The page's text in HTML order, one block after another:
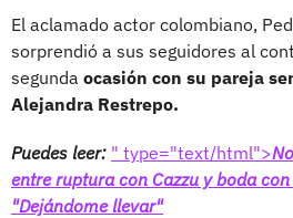
El aclamado actor colombiano,
sorprendió a sus seguidores al
segunda ocasión con su pareja
Alejandra Restrepo.
Puedes leer: " type="text/html">
entre ruptura con Cazzu y boda
"Dejándome llevar"